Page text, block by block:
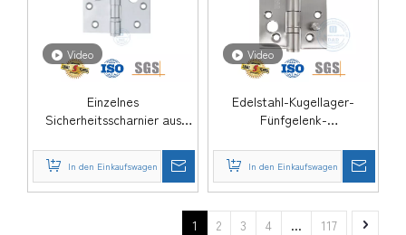
Video
Einzelnes
Sicherheitsscharnier aus
DDSS015
In den Einkaufswagen
Video
Edelstahl-Kugellager-
Fünfgelenk-
DDSS014
In den Einkaufswagen
1 2 3 4 ... 117